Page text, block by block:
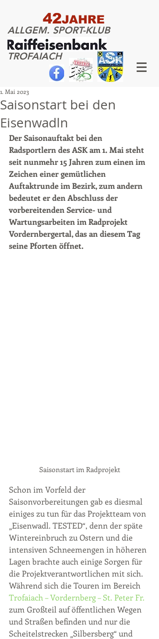
42JAHRE
ALLGEM. SPORT-KLUB
TROFAIACH
Saisonstart bei den
Eisenwadln
1. Mai 2023
Der Saisonauftakt bei den
Radsportlern des ASK am 1. Mai steht
seit nunmehr 15 Jahren zum einen im
Zeichen einer gemütlichen
Auftaktrunde im Bezirk, zum andern
bedeutet er den Abschluss der
vorbereitenden Service- und
Wartungsarbeiten im Radprojekt
Vordernbergertal, das an diesem Tag
seine Pforten öffnet.
Saisonstart im Radprojekt
Schon im Vorfeld der
Saisonvorbereitungen gab es diesmal
einiges zu tun für das Projektteam von
„Eisenwadl. TESTED“, denn der späte
Wintereinbruch zu Ostern und die
intensiven Schneemengen in höheren
Lagen brachte auch einige Sorgen für
die Projektverantwortlichen mit sich.
Während sich die Touren im Bereich
Trofaiach – Vordernberg – St. Peter Fr.
zum Großteil auf öffentlichen Wegen
und Straßen befinden und nur die
Scheitelstrecken „Silbersberg“ und